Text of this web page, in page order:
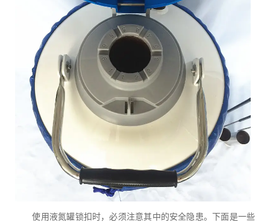
使用液氮罐锁扣时，必须注意其中的安全隐患。下面是一些